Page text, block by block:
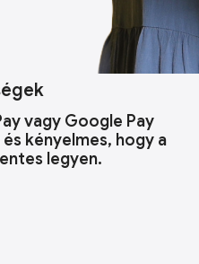
vagy Google Pay
kényelmes, hogy a
legyen.